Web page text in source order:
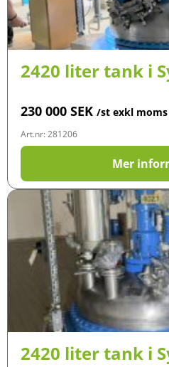
2420 liter tank i
230 000 SEK /st exkl moms
Art.nr: 281206
Mer
2420 liter tank i